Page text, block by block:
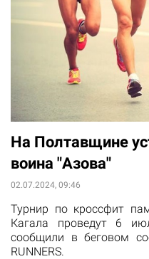
На Полтавщине
воина "Азова"
02.07.2024, 09:46
Турнир по кроссфит
Кагала проведут 6
сообщили в беговом
RUNNERS.